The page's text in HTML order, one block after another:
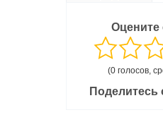
Оцените
(0 голосов,
Поделитесь